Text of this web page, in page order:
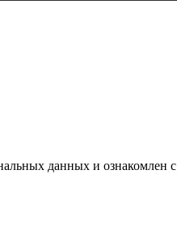
данных и ознакомлен с